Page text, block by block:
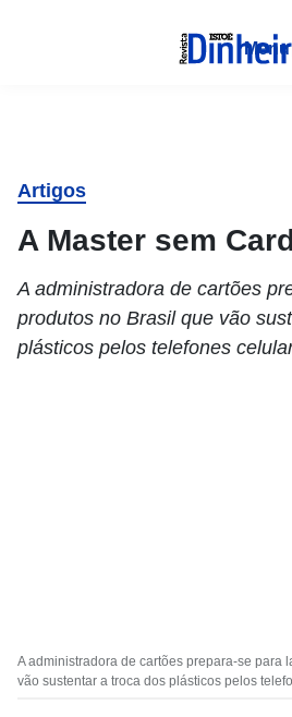
Menu
Artigos
A Master sem
A administradora de cartões
produtos no Brasil que vão
plásticos pelos telefones
A administradora de cartões prepara-se para
vão sustentar a troca dos plásticos pelos